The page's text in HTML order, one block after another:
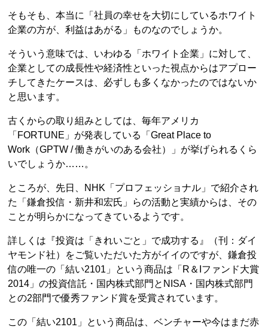
そもそも、本当に「社員の幸せを大切にしているホワイト
企業の方が、利益はあがる」ものなのでしょうか。
そういう意味では、いわゆる「ホワイト企業」に対して、
企業としての成長性や経済性といった視点からはアプロー
チしてきたケースは、必ずしも多くなかったのではないか
と思います。
古くからの取り組みとしては、毎年アメリカ
「FORTUNE」が発表している「Great Place to
Work（GPTW / 働きがいのある会社）」が挙げられるくら
いでしょうか……。
ところが、先日、NHK「プロフェッショナル」で紹介され
た「鎌倉投信・新井和宏氏」らの活動と実績からは、その
ことが明らかになってきているようです。
詳しくは『投資は「きれいごと」で成功する』（刊：ダイ
ヤモンド社）をご覧いただいた方がイイのですが、鎌倉投
信の唯一の「結い2101」という商品は「R＆Iファンド大賞
2014」の投資信託・国内株式部門とNISA・国内株式部門
との2部門で優秀ファンド賞を受賞されています。
この「結い2101」という商品は、ベンチャーや今はまだ赤